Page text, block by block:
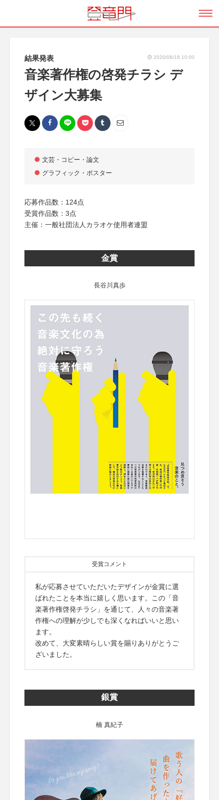
結果発表 2020/08/18 10:00
音楽著作権の啓発チラシ デ
ザイン大募集
文芸・コピー・論文
グラフィック・ポスター
応募作品数：124点
受賞作品数：3点
主催：一般社団法人カラオケ使用者連盟
金賞
長谷川真歩
受賞コメント
私が応募させていただいたデザインが金賞に選
ばれたことを本当に嬉しく思います。この「音
楽著作権啓発チラシ」を通じて、人々の音楽著
作権への理解が少しでも深くなればいいと思い
ます。
改めて、大変素晴らしい賞を賜りありがとうご
ざいました。
銀賞
楠 真紀子